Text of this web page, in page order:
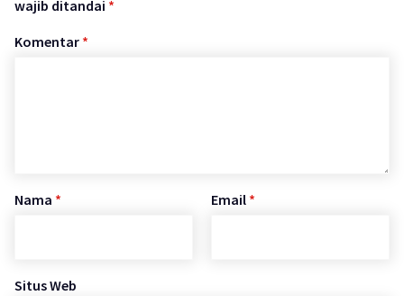
wajib ditandai *
Komentar *
Nama * Email *
Situs Web